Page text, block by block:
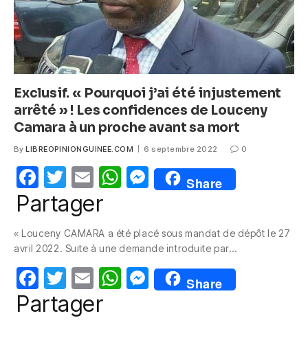
Exclusif. « Pourquoi j’ai été injustement
arrêté » ! Les confidences de Louceny
Camara à un proche avant sa mort
By LIBREOPINIONGUINEE.COM 6 septembre 2022 0
F
a
e
b
o
o
T
w
itt
er
E
m
W
s
A
p
M
e
e
n
g
Share
Partager
« Louceny CAMARA a été placé sous mandat de dépôt le 27
avril 2022. Suite à une demande introduite par…
F
a
T
w
itt
E
m
W M
e
Share
Partager